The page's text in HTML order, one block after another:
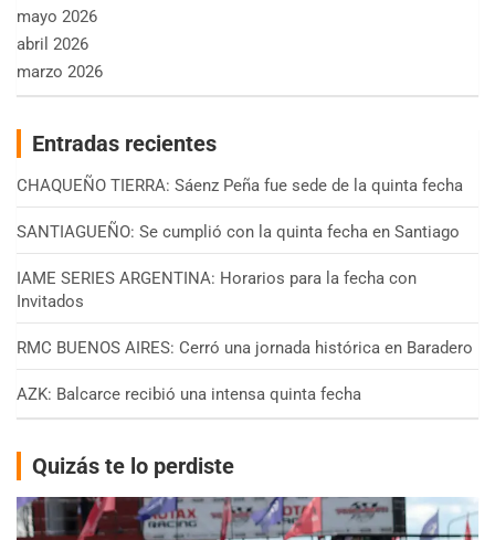
mayo 2026
abril 2026
marzo 2026
Entradas recientes
CHAQUEÑO TIERRA: Sáenz Peña fue sede de la quinta fecha
SANTIAGUEÑO: Se cumplió con la quinta fecha en Santiago
IAME SERIES ARGENTINA: Horarios para la fecha con
Invitados
RMC BUENOS AIRES: Cerró una jornada histórica en Baradero
AZK: Balcarce recibió una intensa quinta fecha
Quizás te lo perdiste